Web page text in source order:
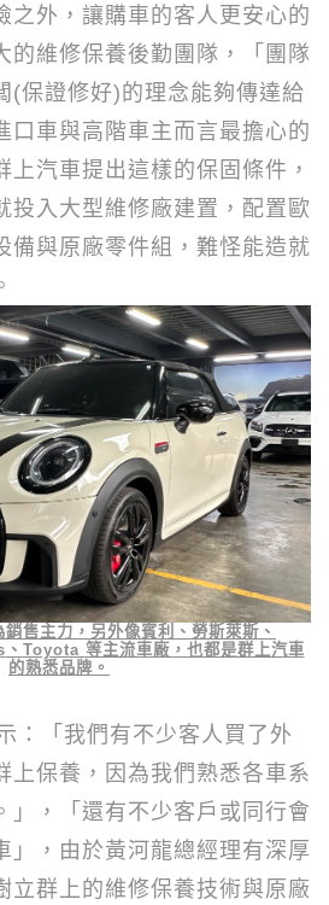
之外，讓購車的客人更安心的
的維修保養後勤團隊，「團隊
(保證修好)的理念能夠傳達給
口車與高階車主而言最擔心的
上汽車提出這樣的保固條件，
投入大型維修廠建置，配置歐
備與原廠零件組，難怪能造就
銷售主力，另外像賓利、勞斯萊斯、
、 Toyota 等主流車廠，也都是群上汽車
的熟悉品牌。
「我們有不少客人買了外
上保養，因為我們熟悉各車系
」，「還有不少客戶或同行會
」，由於黃河龍總經理有深厚
立群上的維修保養技術與原廠